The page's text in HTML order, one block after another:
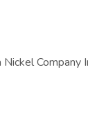
Company